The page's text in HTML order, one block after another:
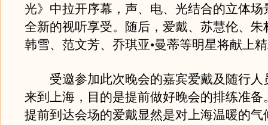
光》中拉开序幕，声、电、光结合的立体场
全新的视听享受。随后，爱戴、苏慧伦、朱
韩雪、范文芳、乔琪亚•曼蒂等明星将献上
受邀参加此次晚会的嘉宾爱戴及随行人
来到上海，目的是提前做好晚会的排练准备
提前到达会场的爱戴显然是对上海温暖的气